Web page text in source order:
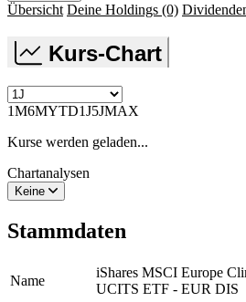
Übersicht Deine Holdings (0)
Kurs-Chart
1M6MYTD1J5JMAX
Kurse werden geladen...
Chartanalysen
Keine
Stammdaten
Name
iShares MSCI Europe
UCITS ETF - EUR DIS